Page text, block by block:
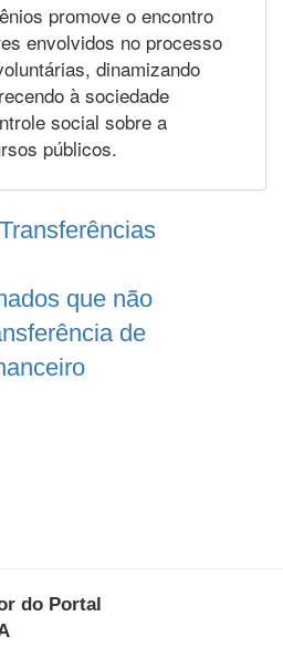
promove o encontro
envolvidos no processo
dinamizando
à sociedade
social sobre a
públicos.
que não
de
do Portal